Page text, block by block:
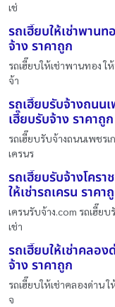
เช่
รถเฮี๊ยบให้เช่าพาน
จ้าง ราคาถูก
รถเฮี๊ยบให้เช่าพานทอง ใ
จ้า
รถเฮี๊ยบรับจ้างถนน
เฮี๊ยบรับจ้าง ราคาถูก
รถเฮี๊ยบรับจ้างถนนเพชรเ
เครนร
รถเฮี๊ยบรับจ้างโครา
ให้เช่ารถเครน ราคา
เครนรับจ้าง.com รถเฮี๊ยบ
เช่า
รถเฮี๊ยบให้เช่าคลอ
จ้าง ราคาถูก
รถเฮี๊ยบให้เช่าคลองด่าน
จ